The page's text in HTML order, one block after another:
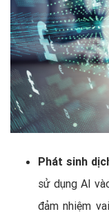
Phát sinh
sử dụng AI
đảm nhiệm